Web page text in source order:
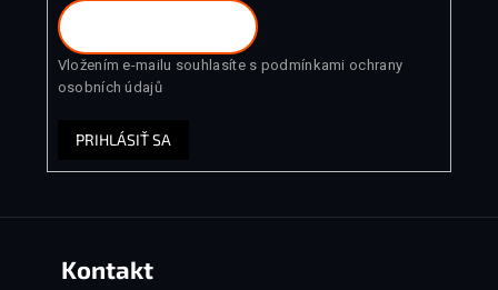
Vložením e-mailu souhlasíte s podmínkami ochrany
osobních údajů
PRIHLÁSIŤ SA
Kontakt